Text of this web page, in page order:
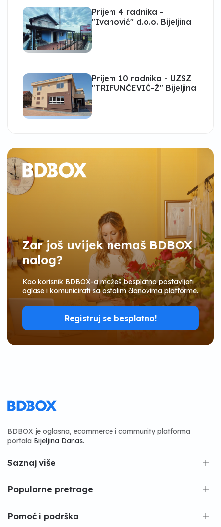
Prijem 4 radnika -
"Ivanović" d.o.o. Bijeljina
Prijem 10 radnika - UZSZ
"TRIFUNČEVIĆ-Ž" Bijeljina
Zar još uvijek nemaš BDBOX
nalog?
Kao korisnik BDBOX-a možeš besplatno postavljati
oglase i komunicirati sa ostalim članovima platforme.
Registruj se besplatno!
BDBOX je oglasna, ecommerce i community platforma
portala Bijeljina Danas.
Saznaj više
Popularne pretrage
Pomoć i podrška